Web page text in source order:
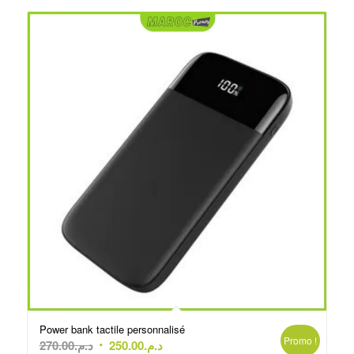
Power bank tactile personnalisé
د.م.270.00
Le
د.م.250.00
Le
Promo !